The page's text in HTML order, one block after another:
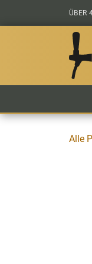
Zum Inhalt springen
ÜBER
Alle